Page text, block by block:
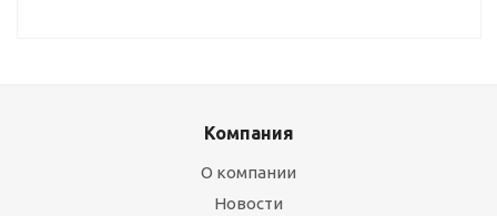
Компания
О компании
Новости